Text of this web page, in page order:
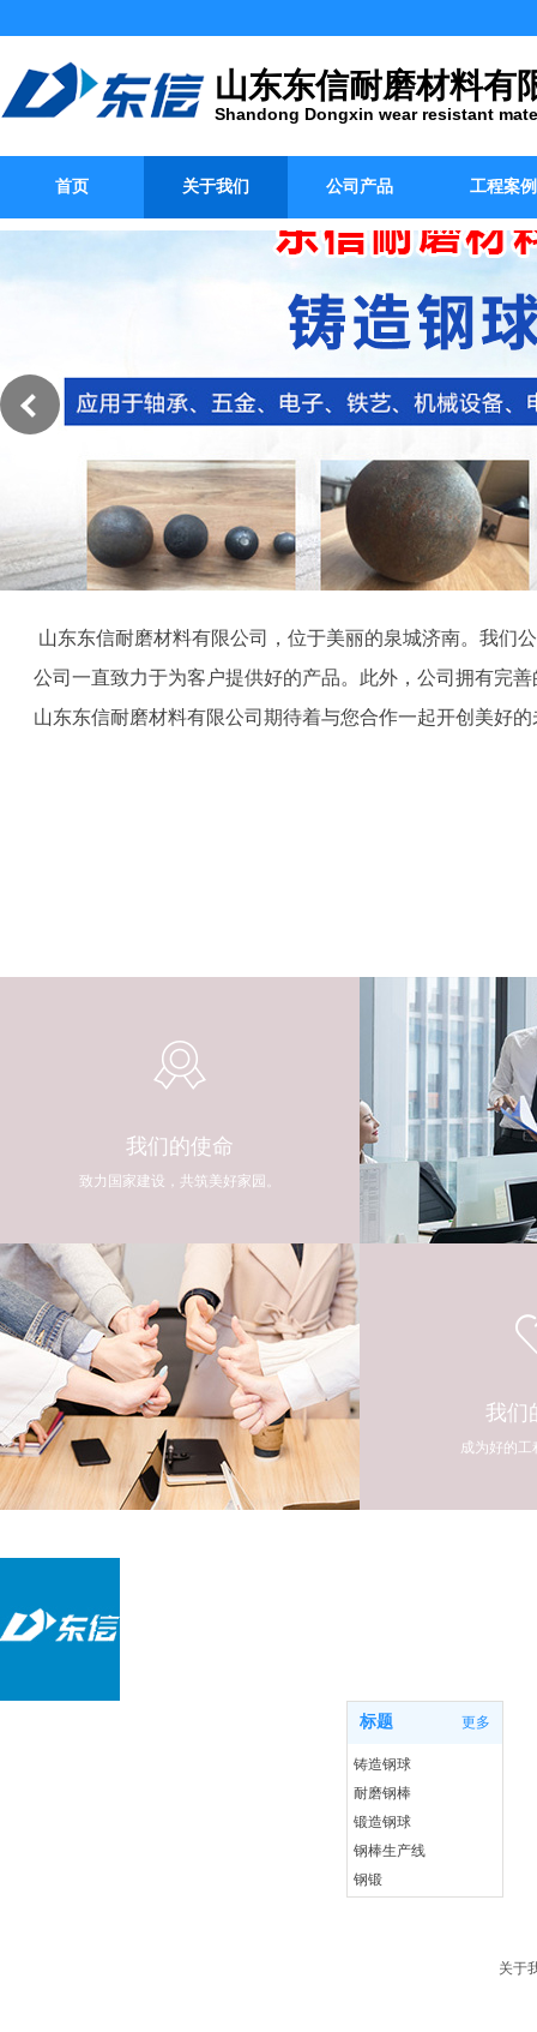
山东东信耐磨材料有
Shandong Dongxin wear resistant
首页 关于我们 公司产品 工程案例
山东东信耐磨材料有限公司，位于美丽的泉城济南。我们
公司一直致力于为客户提供好的产品。此外，公司拥有完
山东东信耐磨材料有限公司期待着与您合作一起开创美好的
我们的使命
致力国家建设，共筑美好家园。
我们
成为好的工
标题 更多
铸造钢球
耐磨钢棒
锻造钢球
钢棒生产线
钢锻
关于